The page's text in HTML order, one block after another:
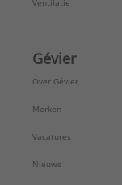
Ventilatie
Gévier
Over Gévier
Merken
Vacatures
Nieuws